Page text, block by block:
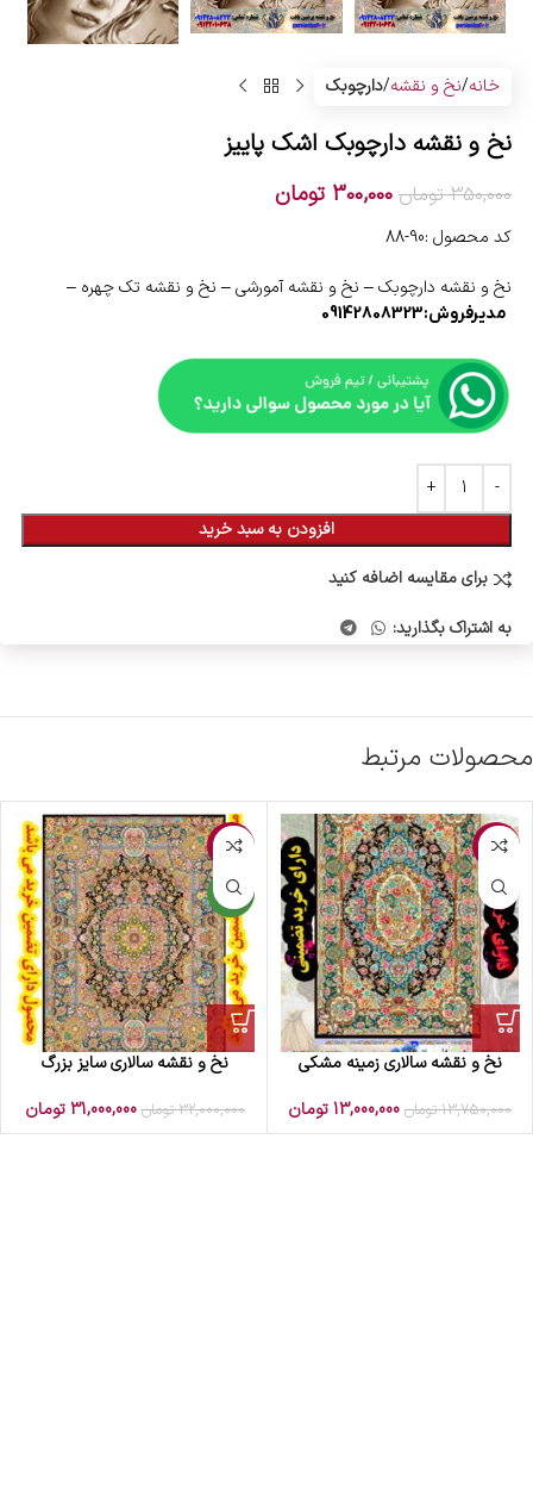
خانه نخ و نقشه دارچوبک
نخ و نقشه دارچوبک اشک پاییز
350,000 تومان 300,000 تومان
کد محصول :90-88
نخ و نقشه دارچوبک – نخ و نقشه آمورشی – نخ و نقشه تک چهره –
مدیرفروش:09142808323
افزودن به سبد خرید
برای مقایسه اضافه کنید
به اشتراک بگذارید:
محصولات مرتبط
-5%
نخ و نقشه سالاری زمینه مشکی
13,750,000 تومان 13,000,000تومان
-3%
جدید
نخ و نقشه سالاری سایز بزرگ
32,000,000 تومان 31,000,000 تومان